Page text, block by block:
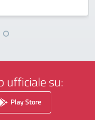
ufficiale su:
Play Store